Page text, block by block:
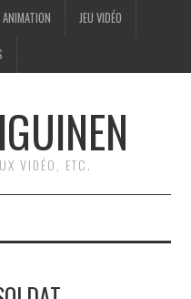
ANIMATION JEU VIDÉO
VIDÉO, ETC.